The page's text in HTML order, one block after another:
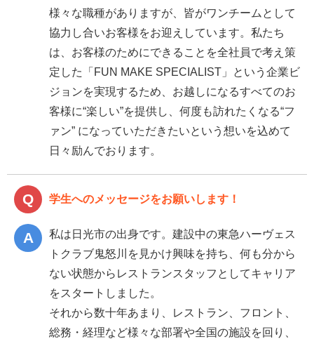
様々な職種がありますが、皆がワンチームとして
協力し合いお客様をお迎えしています。私たち
は、お客様のためにできることを全社員で考え策
定した「FUN MAKE SPECIALIST」という企業ビ
ジョンを実現するため、お越しになるすべてのお
客様に“楽しい”を提供し、何度も訪れたくなる“フ
ァン” になっていただきたいという想いを込めて
日々励んでおります。
学生へのメッセージをお願いします！
私は日光市の出身です。建設中の東急ハーヴェス
トクラブ鬼怒川を見かけ興味を持ち、何も分から
ない状態からレストランスタッフとしてキャリア
をスタートしました。
それから数十年あまり、レストラン、フロント、
総務・経理など様々な部署や全国の施設を回り、